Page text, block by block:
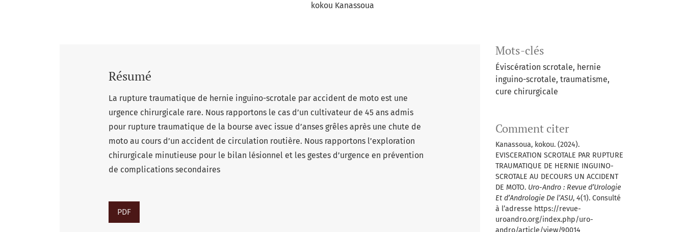
kokou Kanassoua
Mots-clés
Éviscération scrotale, hernie
inguino-scrotale, traumatisme,
cure chirurgicale
Comment citer
Kanassoua, kokou. (2024).
EVISCERATION SCROTALE PAR RUPTURE
TRAUMATIQUE DE HERNIE INGUINO-
SCROTALE AU DECOURS UN ACCIDENT
DE MOTO. Uro-Andro : Revue d’Urologie
Et d’Andrologie De l’ASU, 4(1). Consulté
à l’adresse https://revue-
uroandro.org/index.php/uro-
Résumé
La rupture traumatique de hernie inguino-scrotale par accident de moto est une
urgence chirurgicale rare. Nous rapportons le cas d’un cultivateur de 45 ans admis
pour rupture traumatique de la bourse avec issue d’anses grêles après une chute de
moto au cours d’un accident de circulation routière. Nous rapportons l’exploration
chirurgicale minutieuse pour le bilan lésionnel et les gestes d’urgence en prévention
de complications secondaires
PDF